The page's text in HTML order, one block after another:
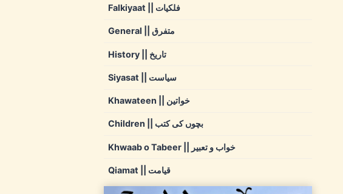
Falkiyaat || فلکیات
General || متفرق
History || تاریخ
Siyasat || سیاست
Khawateen || خواتین
Children || بچوں کی کتب
Khwaab o Tabeer || خواب و تعبیر
Qiamat || قیامت